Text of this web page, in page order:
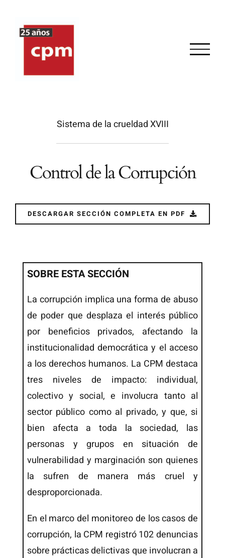
content
Sistema de la crueldad XVIII
Control de la Corrupción
DESCARGAR SECCIÓN COMPLETA EN PDF
SOBRE ESTA SECCIÓN
La corrupción implica una forma de abuso
de poder que desplaza el interés público
por beneficios privados, afectando la
institucionalidad democrática y el acceso
a los derechos humanos. La CPM destaca
tres niveles de impacto: individual,
colectivo y social, e involucra tanto al
sector público como al privado, y que, si
bien afecta a toda la sociedad, las
personas y grupos en situación de
vulnerabilidad y marginación son quienes
la sufren de manera más cruel y
desproporcionada.
En el marco del monitoreo de los casos de
corrupción, la CPM registró 102 denuncias
sobre prácticas delictivas que involucran a